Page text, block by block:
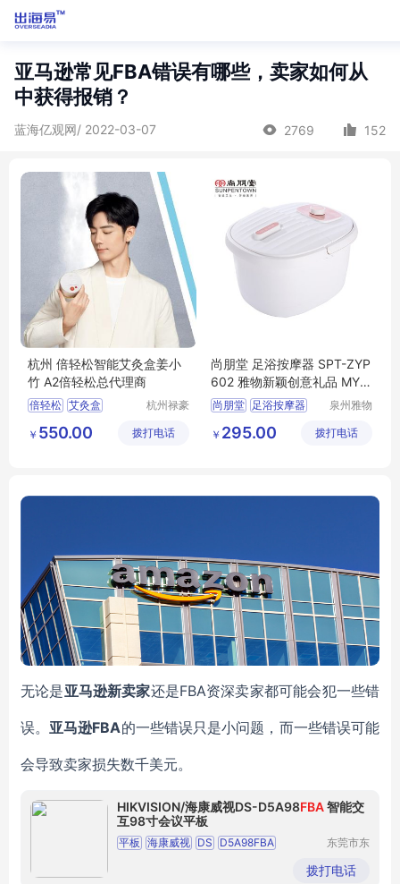
亚马逊常见FBA错误有哪些，卖家如何从
中获得报销？
蓝海亿观网/ 2022-03-07 2769 152
杭州 倍轻松智能艾灸盒姜小
竹 A2倍轻松总代理商
倍轻松 艾灸盒
杭州禄豪
公司
￥ 550.00 拨打电话
尚朋堂 足浴按摩器 SPT-ZYP
602 雅物新颖创意礼品 MY-
HXSY-(T)-324
尚朋堂 足浴按摩器
新颖创意礼品
泉州雅物
公司
￥ 295.00 拨打电话
无论是亚马逊新卖家还是FBA资深卖家都可能会犯一些错
误。亚马逊FBA的一些错误只是小问题 ，而一些错误可能
会导致卖家损失数千美元。
HIKVISION/海康威视DS-D5A98FBA智能交
互98寸会议平板
平板 海康威视 DS
D5A98FBA
东莞市东
子配件店
拨打电话